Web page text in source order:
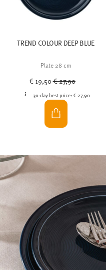
TREND COLOUR DEEP BLUE
Plate 28 cm
€ 19,50Price reduced from
€ 27,90
30-day best price: € 27,90